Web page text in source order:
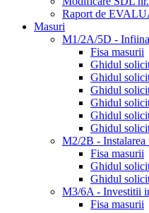
Raport de
Masuri
M1/2A/5D -
Fisa masurii
Ghidul
Ghidul
Ghidul
Ghidul
Ghidul
Ghidul
M2/2B -
Fisa masurii
Ghidul
Ghidul
M3/6A - Investitii
Fisa masurii